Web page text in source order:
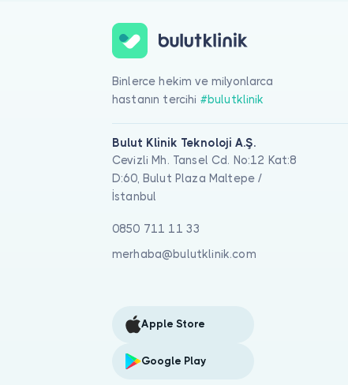
Binlerce hekim ve milyonlarca
hastanın tercihi #bulutklinik
Bulut Klinik Teknoloji A.Ş.
Cevizli Mh. Tansel Cd. No:12 Kat:8
D:60, Bulut Plaza Maltepe /
İstanbul
0850 711 11 33
merhaba@bulutklinik.com
Apple Store
Google Play